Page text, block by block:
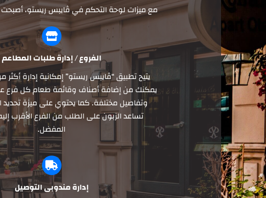
مع ميزات لوحة التحكم في ڤايبس ريستو، أصبحت
الفروع / إدارة طلبات المطاعم
يتيح تطبيق “ڤايبس ريستو” إمكانية إدارة أكثر
يمكنك من إضافة أصناف وقائمة طعام كل فرع
وتفاصيل مختلفة. كما يحتوي على ميزة تحديد
تساعد الزبون على الطلب من الفرع الأقرب
المفضل.
إدارة مندوبي التوصيل